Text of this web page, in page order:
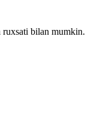
ruxsati bilan mumkin.